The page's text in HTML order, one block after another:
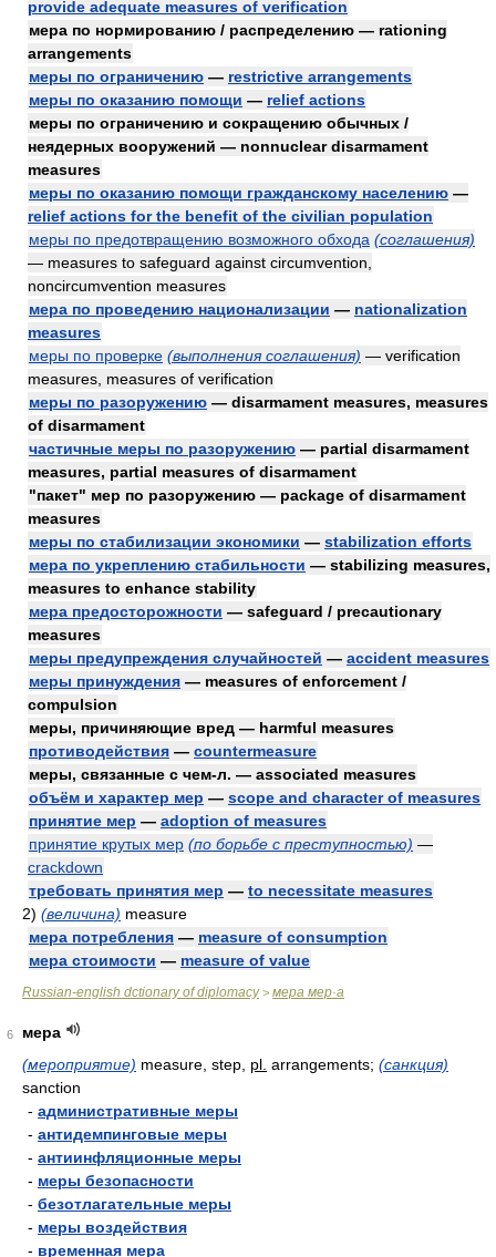
provide adequate measures of verification
мера по нормированию / распределению — rationing
arrangements
меры по ограничению — restrictive arrangements
меры по оказанию помощи — relief actions
меры по ограничению и сокращению обычных /
неядерных вооружений — nonnuclear disarmament
measures
меры по оказанию помощи гражданскому населению —
relief actions for the benefit of the civilian population
меры по предотвращению возможного обхода (соглашения)
— measures to safeguard against circumvention,
noncircumvention measures
мера по проведению национализации — nationalization
measures
меры по проверке (выполнения соглашения) — verification
measures, measures of verification
меры по разоружению — disarmament measures, measures
of disarmament
частичные меры по разоружению — partial disarmament
measures, partial measures of disarmament
"пакет" мер по разоружению — package of disarmament
measures
меры по стабилизации экономики — stabilization efforts
мера по укреплению стабильности — stabilizing measures,
measures to enhance stability
мера предосторожности — safeguard / precautionary
measures
меры предупреждения случайностей — accident measures
меры принуждения — measures of enforcement /
compulsion
меры, причиняющие вред — harmful measures
противодействия — countermeasure
меры, связанные с чем-л. — associated measures
объём и характер мер — scope and character of measures
принятие мер — adoption of measures
принятие крутых мер (по борьбе с преступностью) —
crackdown
требовать принятия мер — to necessitate measures
2) (величина) measure
мера потребления — measure of consumption
мера стоимости — measure of value
Russian-english dctionary of diplomacy> мера мер·а
6
мера
(мероприятие) measure, step, pl. arrangements; (санкция)
sanction
- административные меры
- антидемпинговые меры
- антиинфляционные меры
- меры безопасности
- безотлагательные меры
- меры воздействия
- временная мера